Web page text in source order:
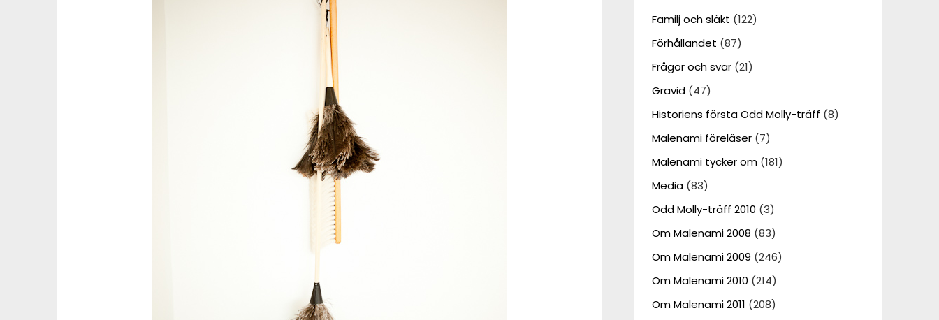
Familj och släkt (122)
Förhållandet (87)
Frågor och svar(21)
Gravid(47)
Historiens första Odd Molly-träff (8)
Malenami föreläser(7)
Malenami tycker om(181)
Media(83)
Odd Molly-träff 2010 (3)
Om Malenami 2008 (83)
Om Malenami 2009 (246)
Om Malenami 2010 (214)
Om Malenami 2011 (208)